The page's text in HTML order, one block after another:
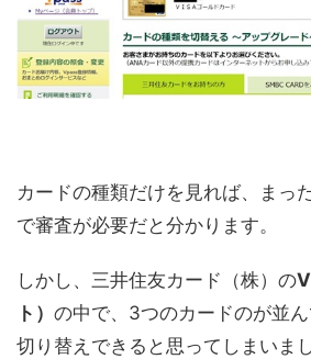
カードの種類だけを見れば、まっ
で審査が必要だと分かります。
しかし、三井住友カード（株）の
ト） の中で、3つのカードのが並
切り替えできると思ってしまいまし